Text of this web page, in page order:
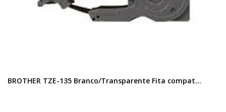
BROTHER TZE-135 Branco/Transparente Fita compat...